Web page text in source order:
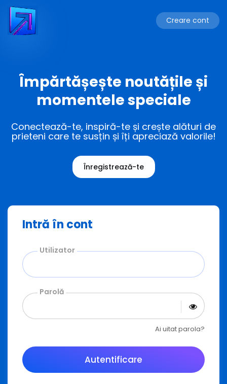
Creare cont
Împărtășește noutățile și
momentele speciale
Conectează-te, inspiră-te și crește alături de
prieteni care te susțin și îți apreciază valorile!
Înregistrează-te
Intră în cont
Utilizator
Parolă
Ai uitat parola?
Autentificare